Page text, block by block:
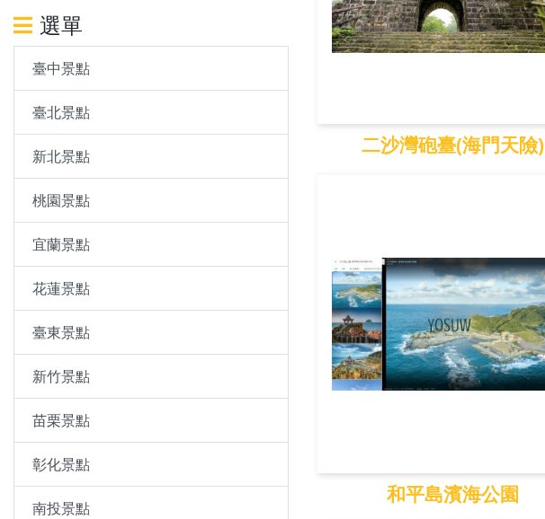
選單
臺中景點
臺北景點
新北景點
桃園景點
宜蘭景點
花蓮景點
臺東景點
新竹景點
苗栗景點
彰化景點
南投景點
二沙灣砲臺(海門天險)
和平島濱海公園